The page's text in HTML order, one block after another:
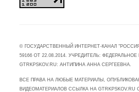
© ГОСУДАРСТВЕННЫЙ ИНТЕРНЕТ-КАНАЛ
59166 ОТ 22.08.2014. УЧРЕДИТЕЛЬ:
GTRKPSKOV.RU: АНТИПИНА АННА СЕРГЕЕВНА.
ВСЕ ПРАВА НА ЛЮБЫЕ МАТЕРИАЛЫ,
ВИДЕОМАТЕРИАЛОВ ССЫЛКА НА